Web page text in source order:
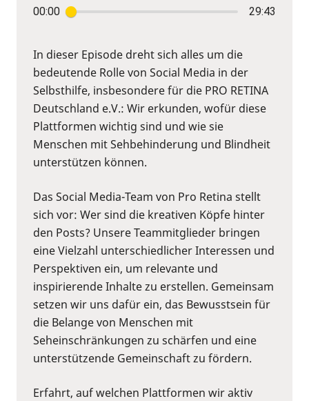
00:00 29:43
In dieser Episode dreht sich alles um die
bedeutende Rolle von Social Media in der
Selbsthilfe, insbesondere für die PRO RETINA
Deutschland e.V.: Wir erkunden, wofür diese
Plattformen wichtig sind und wie sie
Menschen mit Sehbehinderung und Blindheit
unterstützen können.
Das Social Media-Team von Pro Retina stellt
sich vor: Wer sind die kreativen Köpfe hinter
den Posts? Unsere Teammitglieder bringen
eine Vielzahl unterschiedlicher Interessen und
Perspektiven ein, um relevante und
inspirierende Inhalte zu erstellen. Gemeinsam
setzen wir uns dafür ein, das Bewusstsein für
die Belange von Menschen mit
Seheinschränkungen zu schärfen und eine
unterstützende Gemeinschaft zu fördern.
Erfahrt, auf welchen Plattformen wir aktiv